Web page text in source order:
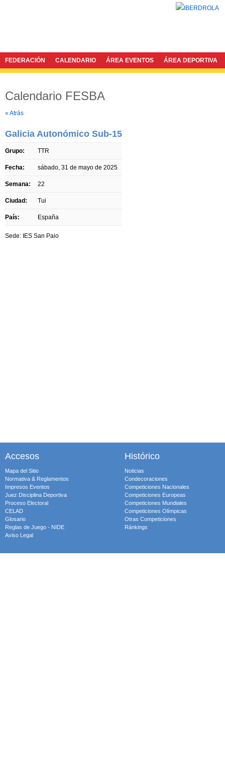
FEDERACIÓN CALENDARIO ÁREA EVENTOS ÁREA DEPORTIVA
Calendario FESBA
« Atrás
Galicia Autonómico Sub-15
Grupo: TTR
Fecha: sábado, 31 de mayo de 2025
Semana: 22
Ciudad: Tui
País: España
Sede: IES San Paio
Accesos
Mapa del Sitio
Normativa & Reglamentos
Impresos Eventos
Juez Disciplina Deportiva
Proceso Electoral
CELAD
Glosario
Reglas de Juego - NIDE
Aviso Legal
Histórico
Noticias
Condecoraciones
Competiciones Nacionales
Competiciones Europeas
Competiciones Mundiales
Competiciones Olímpicas
Otras Competiciones
Ránkings